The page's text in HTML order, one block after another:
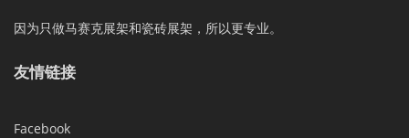
因为只做马赛克展架和瓷砖展架，所以更专业。
友情链接
Facebook